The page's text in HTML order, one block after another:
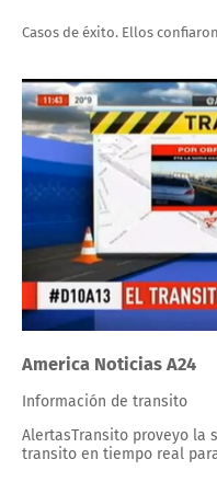
Casos de éxito. Ellos
America Noticias A24
Información de transito
AlertasTransito proveyo la
transito en tiempo real